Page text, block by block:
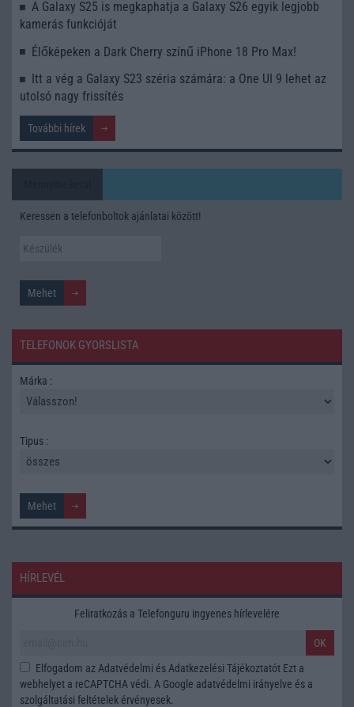
A Galaxy S25 is megkaphatja a Galaxy S26 egyik legjobb
kamerás funkcióját
Élőképeken a Dark Cherry színű iPhone 18 Pro Max!
Itt a vég a Galaxy S23 széria számára: a One UI 9 lehet az
utolsó nagy frissítés
További hírek
Keressen a telefonboltok ajánlatai között!
TELEFONOK GYORSLISTA
Márka :
Tipus :
HÍRLEVÉL
Feliratkozás a Telefonguru ingyenes hírlevelére
OK
Elfogadom az Adatvédelmi és Adatkezelési Tájékoztatót Ezt a
webhelyet a reCAPTCHA védi. A Google adatvédelmi irányelve és a
szolgáltatási feltételek érvényesek.